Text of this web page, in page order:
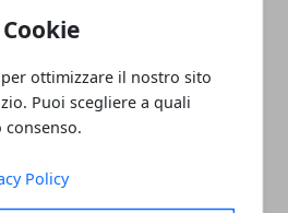
ottimizzare il nostro sito
Puoi scegliere a quali
Policy